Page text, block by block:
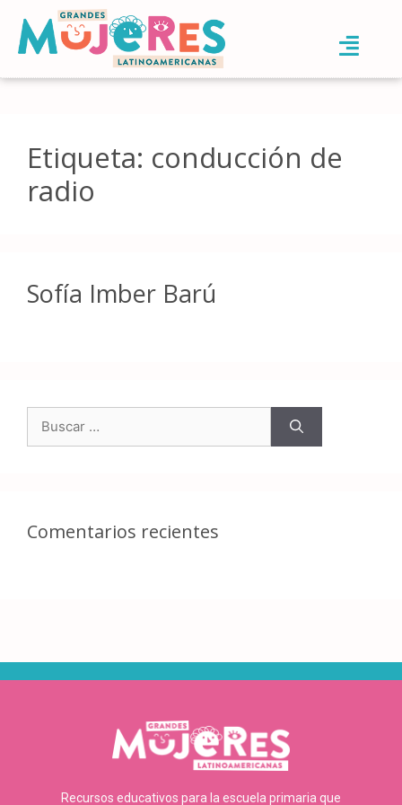
Etiqueta: conducción de
radio
Sofía Imber Barú
Comentarios recientes
Recursos educativos para la escuela primaria que